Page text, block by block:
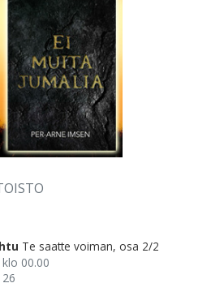
Te saatte voiman, osa 2/2
klo 00.00
26